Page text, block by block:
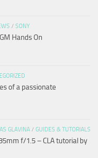
/ SONY
Hands On
of a passionate
GLAVINA / GUIDES & TUTORIALS
f/1.5 – CLA tutorial by